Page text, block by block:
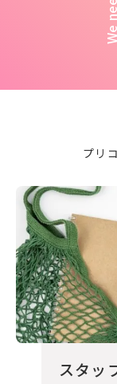
プリ
スタッ